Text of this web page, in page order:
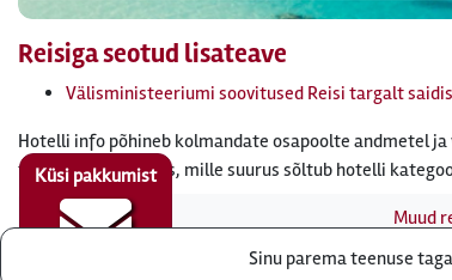
Reisiga seotud lisateave
Välisministeeriumi soovitused Reisi targalt saidis
Hotelli info põhineb kolmandate osapoolte andmetel
tasuda turismimaks, mille suurus sõltub hotelli
Küsi pakkumist
Muud
Sinu parema teenuse